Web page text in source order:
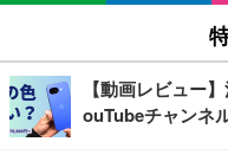
【動画レビュー
ouTubeチャンネ